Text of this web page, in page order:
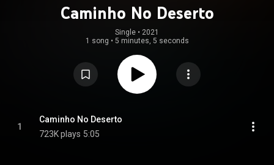
Caminho No Deserto
Single • 2021
1 song • 5 minutes, 5 seconds
1
Caminho No Deserto
723K plays 5:05